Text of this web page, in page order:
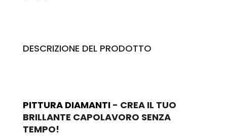
DESCRIZIONE DEL PRODOTTO
PITTURA DIAMANTI - CREA IL TUO
BRILLANTE CAPOLAVORO SENZA
TEMPO!